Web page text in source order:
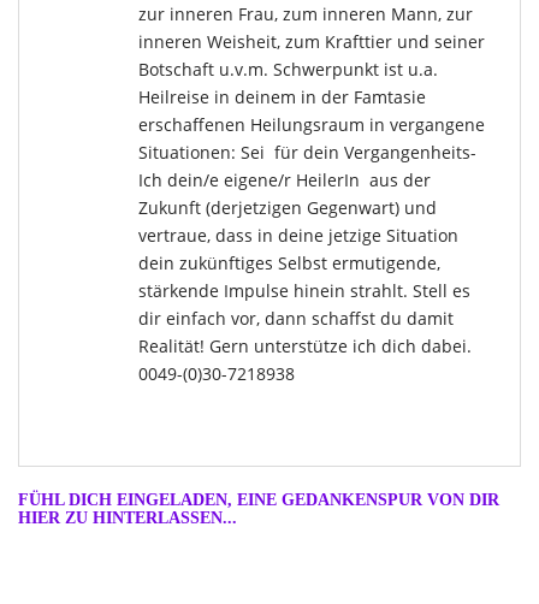
zur inneren Frau, zum inneren Mann, zur
inneren Weisheit, zum Krafttier und seiner
Botschaft u.v.m. Schwerpunkt ist u.a.
Heilreise in deinem in der Famtasie
erschaffenen Heilungsraum in vergangene
Situationen: Sei für dein Vergangenheits-
Ich dein/e eigene/r HeilerIn aus der
Zukunft (derjetzigen Gegenwart) und
vertraue, dass in deine jetzige Situation
dein zukünftiges Selbst ermutigende,
stärkende Impulse hinein strahlt. Stell es
dir einfach vor, dann schaffst du damit
Realität! Gern unterstütze ich dich dabei.
0049-(0)30-7218938
FÜHL DICH EINGELADEN, EINE GEDANKENSPUR VON DIR
HIER ZU HINTERLASSEN...